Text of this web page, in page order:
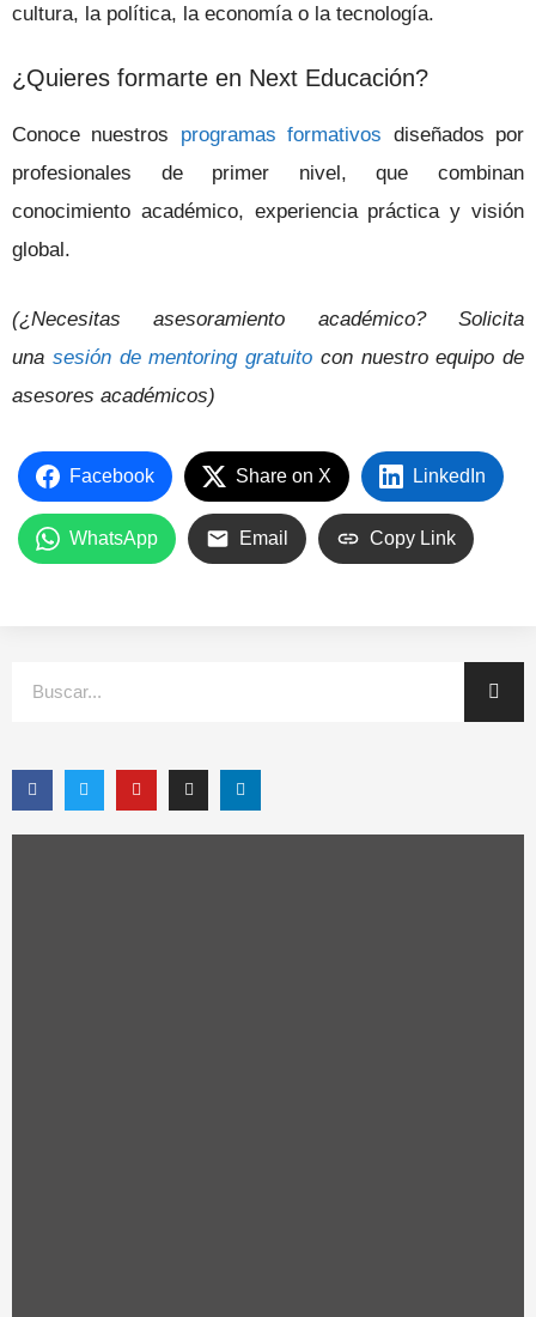
cultura, la política, la economía o la tecnología.
¿Quieres formarte en Next Educación?
Conoce nuestros programas formativos diseñados por
profesionales de primer nivel, que combinan
conocimiento académico, experiencia práctica y visión
global.
(¿Necesitas asesoramiento académico? Solicita
una sesión de mentoring gratuito con nuestro equipo de
asesores académicos)
Facebook Share on X LinkedIn
WhatsApp Email Copy Link